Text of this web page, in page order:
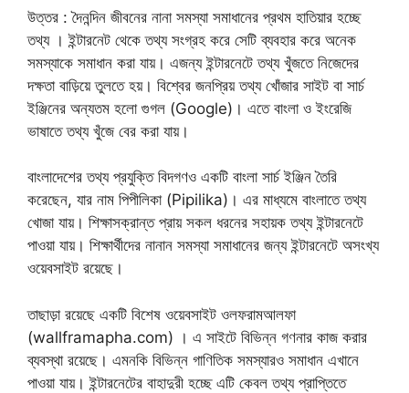
উত্তর : দৈনন্দিন জীবনের নানা সমস্যা সমাধানের প্রথম হাতিয়ার হচ্ছে
তথ্য । ইন্টারনেট থেকে তথ্য সংগ্রহ করে সেটি ব্যবহার করে অনেক
সমস্যাকে সমাধান করা যায়। এজন্য ইন্টারনেটে তথ্য খুঁজতে নিজেদের
দক্ষতা বাড়িয়ে তুলতে হয়। বিশ্বের জনপ্রিয় তথ্য খোঁজার সাইট বা সার্চ
ইঞ্জিনের অন্যতম হলো গুগল (Google)। এতে বাংলা ও ইংরেজি
ভাষাতে তথ্য খুঁজে বের করা যায়।
বাংলাদেশের তথ্য প্রযুক্তি বিদগণও একটি বাংলা সার্চ ইঞ্জিন তৈরি
করেছেন, যার নাম পিপীলিকা (Pipilika)। এর মাধ্যমে বাংলাতে তথ্য
খোজা যায়। শিক্ষাসক্রান্ত প্রায় সকল ধরনের সহায়ক তথ্য ইন্টারনেটে
পাওয়া যায়। শিক্ষার্থীদের নানান সমস্যা সমাধানের জন্য ইন্টারনেটে অসংখ্য
ওয়েবসাইট রয়েছে।
তাছাড়া রয়েছে একটি বিশেষ ওয়েবসাইট ওলফরামআলফা
(wallframapha.com) । এ সাইটে বিভিন্ন গণনার কাজ করার
ব্যবস্থা রয়েছে। এমনকি বিভিন্ন গাণিতিক সমস্যারও সমাধান এখানে
পাওয়া যায়। ইন্টারনেটের বাহাদুরী হচ্ছে এটি কেবল তথ্য প্রাপ্তিতে